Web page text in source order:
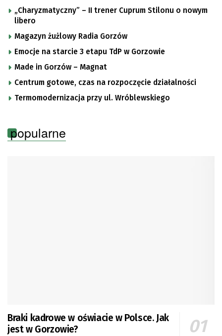
Pologne
„Charyzmatyczny” – II trener Cuprum Stilonu o nowym
libero
Magazyn żużlowy Radia Gorzów
Emocje na starcie 3 etapu TdP w Gorzowie
Made in Gorzów – Magnat
Centrum gotowe, czas na rozpoczęcie działalności
Termomodernizacja przy ul. Wróblewskiego
popularne
Braki kadrowe w oświacie w Polsce. Jak
jest w Gorzowie?